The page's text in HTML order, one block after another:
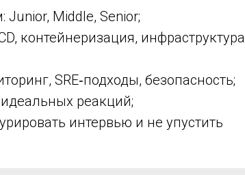
Junior, Middle, Senior;
контейнеризация, инфраструктура
SRE‑подходы, безопасность;
реакций;
интервью и не упустить